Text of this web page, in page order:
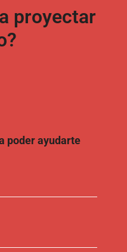
proyectar
poder ayudarte